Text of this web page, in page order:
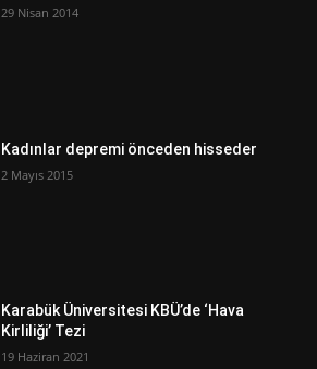
29 Nisan 2014
Kadınlar depremi önceden hisseder
2 Mayıs 2015
Karabük Üniversitesi KBÜ’de ‘Hava
Kirliliği’ Tezi
19 Haziran 2021